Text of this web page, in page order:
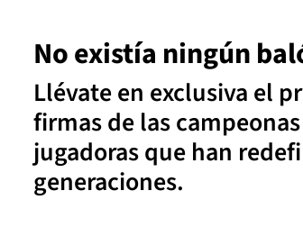
No existía ningún
Llévate en exclusiva el
firmas de las
jugadoras que han
generaciones.